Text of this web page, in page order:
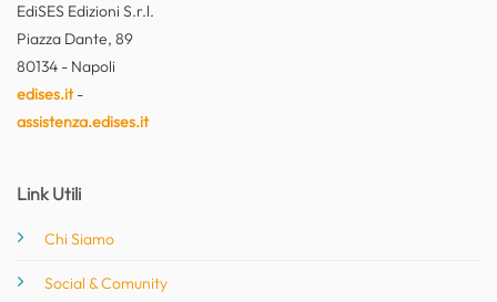
EdiSES Edizioni S.r.l.
Piazza Dante, 89
80134 - Napoli
edises.it-
assistenza.edises.it
Link Utili
Chi Siamo
Social & Comunity